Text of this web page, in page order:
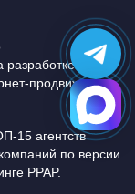
разработке
продвижения
15 агентств
по версии
PPAP.